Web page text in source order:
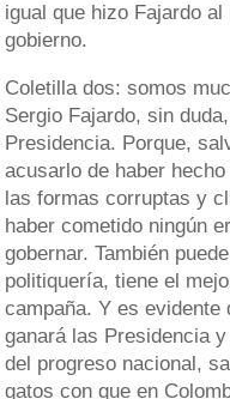
igual que hizo Fajardo
gobierno.
Coletilla dos: somos
Sergio Fajardo, sin
Presidencia. Porque,
acusarlo de haber
las formas corruptas y
haber cometido ningún
gobernar. También
politiquería, tiene el
campaña. Y es evidente
ganará las Presidencia
del progreso nacional,
gatos con que en